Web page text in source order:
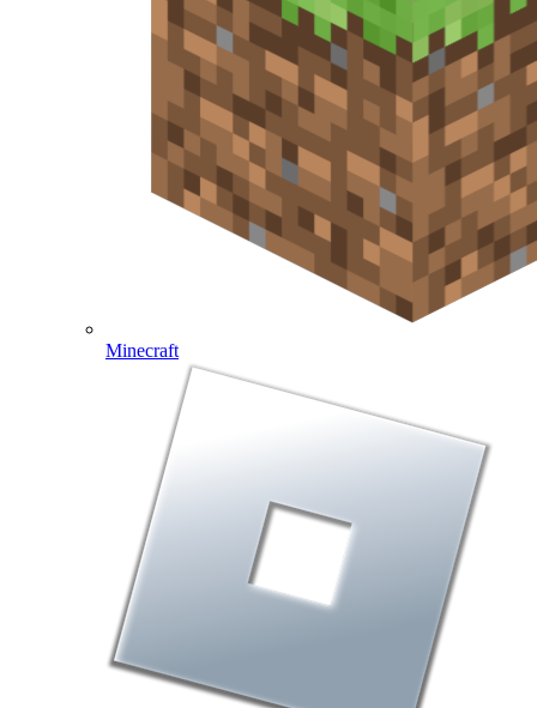
Minecraft